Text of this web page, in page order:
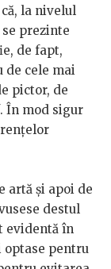
la nivelul
prezinte
de fapt,
de cele mai
pictor, de
În mod sigur
artă și apoi de
destul
evidentă în
optase pentru